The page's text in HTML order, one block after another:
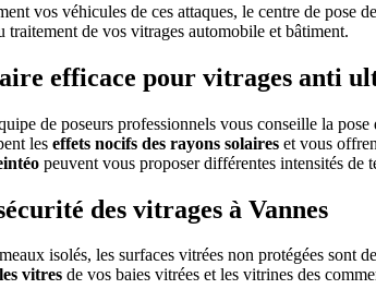
vos véhicules de ces attaques, le centre de pose
traitement de vos vitrages automobile et bâtiment.
efficace pour vitrages anti
de poseurs professionnels vous conseille la
les effets nocifs des rayons solaires et vous
peuvent vous proposer différentes intensités de
des vitrages à Vannes
isolés, les surfaces vitrées non protégées sont
vitres de vos baies vitrées et les vitrines des